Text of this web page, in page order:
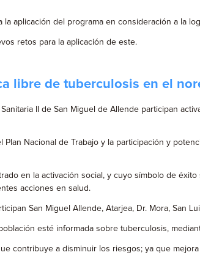
aplicación del programa en consideración a la
retos para la aplicación de este.
libre de tuberculosis en el
II de San Miguel de Allende participan
Nacional de Trabajo y la participación y
en la activación social, y cuyo símbolo de
acciones en salud.
San Miguel Allende, Atarjea, Dr. Mora, San
esté informada sobre tuberculosis,
contribuye a disminuir los riesgos; ya que